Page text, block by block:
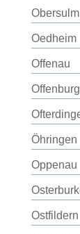
Obersulm
Oedheim
Offenau
Offenburg
Öhringen
Oppenau
Ostfildern